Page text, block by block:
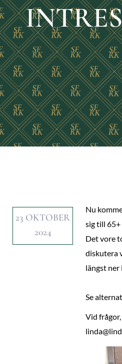
23 OKTOBER
2024
Nu
sig till
Det vore
diskutera
längst
Se
Vid